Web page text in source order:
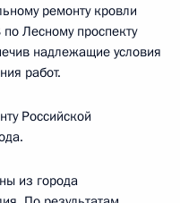
ремонту кровли
Лесному проспекту
надлежащие условия
работ.
Российской
из города